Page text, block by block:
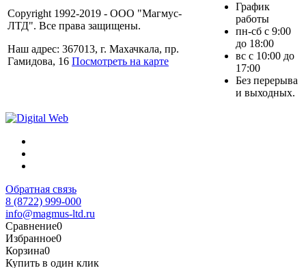
Copyright 1992-2019 - ООО "Магмус-
ЛТД". Все права защищены.
Наш адрес: 367013, г. Махачкала, пр.
Гамидова, 16 Посмотреть на карте
График
работы
пн-сб с 9:00
до 18:00
вс с 10:00 до
17:00
Без перерыва
и выходных.
Обратная связь
8 (8722) 999-000
info@magmus-ltd.ru
Сравнение0
Избранное0
Корзина0
Купить в один клик